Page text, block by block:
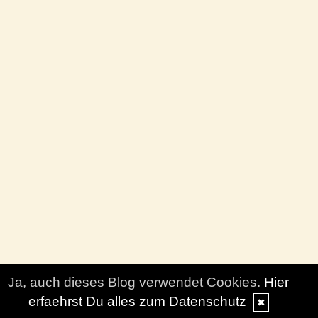
Ja, auch dieses Blog verwendet Cookies. Hier
erfaehrst Du alles zum Datenschutz
✖